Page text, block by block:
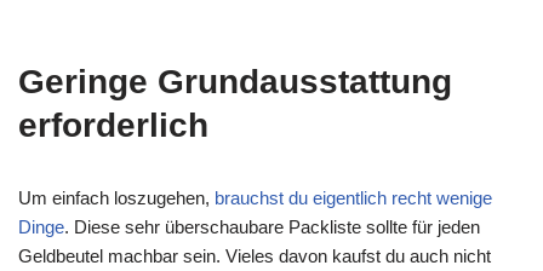
Geringe Grundausstattung
erforderlich
Um einfach loszugehen, brauchst du eigentlich recht wenige
Dinge. Diese sehr überschaubare Packliste sollte für jeden
Geldbeutel machbar sein. Vieles davon kaufst du auch nicht